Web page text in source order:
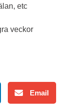
etc
veckor
Email